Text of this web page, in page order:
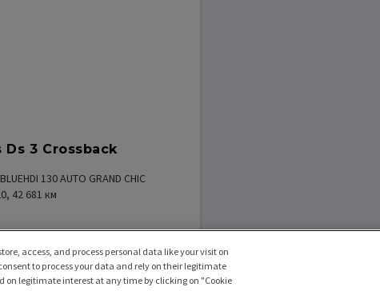
Ds 3 Crossback
130 AUTO GRAND CHIC
42 681 км
000грн.
access, and process personal data like your visit on
to process your data and rely on their legitimate
on legitimate interest at any time by clicking on "Cookie